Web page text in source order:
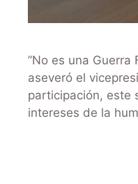
”No es una
aseveró el
participación, este
intereses de la